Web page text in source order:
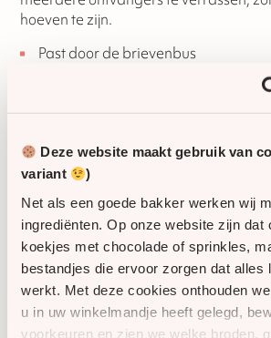
Deze website maakt gebruik van
variant
)
Net als een goede bakker werken wij
ingrediënten. Op onze website zijn dat
koekjes met chocolade of sprinkles,
bestandjes die ervoor zorgen dat alles
werkt. Met deze cookies onthouden
u in uw winkelmandje heeft gelegd,
voorkeuren en zien we welke broden,
hoeven te zijn.
Past door de brievenbus
Geschikt voor verzending naar
Ideaal voor zakelijke paasacties
Geef een luxe chocoladebeleving
deze paas pralines (4 stuks) als stijlvol
SKU
60780
Houdbaarheid 180
Glutenvrij Ja